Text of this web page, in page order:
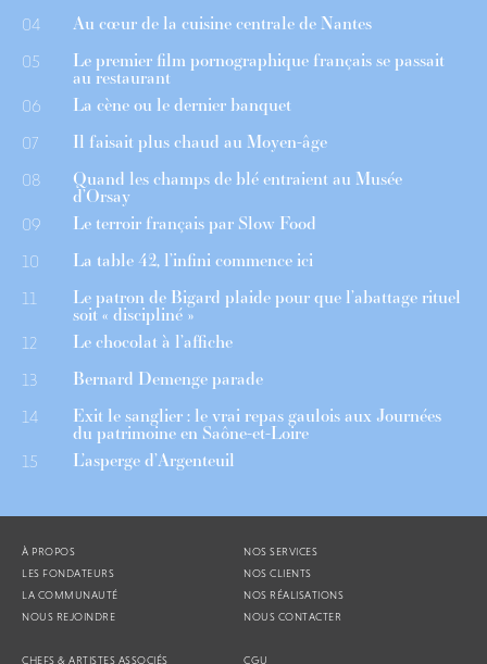
04 Au cœur de la cuisine centrale de Nantes
05 Le premier film pornographique français se passait
au restaurant
06 La cène ou le dernier banquet
07 Il faisait plus chaud au Moyen-âge
08 Quand les champs de blé entraient au Musée
d’Orsay
09 Le terroir français par Slow Food
10 La table 42, l’infini commence ici
11 Le patron de Bigard plaide pour que l’abattage rituel
soit « discipliné »
12 Le chocolat à l’affiche
13 Bernard Demenge parade
14 Exit le sanglier : le vrai repas gaulois aux Journées
du patrimoine en Saône-et-Loire
15 L’asperge d’Argenteuil
À PROPOS
LES FONDATEURS
LA COMMUNAUTÉ
NOUS REJOINDRE
NOS SERVICES
NOS CLIENTS
NOS RÉALISATIONS
NOUS CONTACTER
CHEFS & ARTISTES ASSOCIÉS CGU